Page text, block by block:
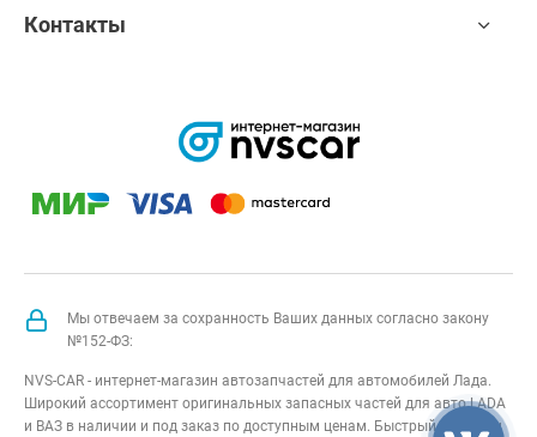
Контакты
Мы отвечаем за сохранность Ваших данных согласно закону
№152-ФЗ:
NVS-CAR - интернет-магазин автозапчастей для автомобилей Лада.
Широкий ассортимент оригинальных запасных частей для авто LADA
и ВАЗ в наличии и под заказ по доступным ценам. Быстрый подбор и